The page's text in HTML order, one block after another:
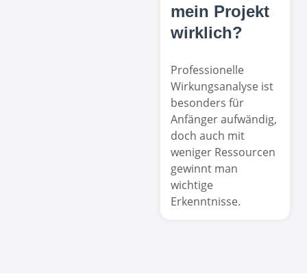
mein Projekt
wirklich?
Professionelle
Wirkungsanalyse ist
besonders für
Anfänger aufwändig,
doch auch mit
weniger Ressourcen
gewinnt man
wichtige
Erkenntnisse.